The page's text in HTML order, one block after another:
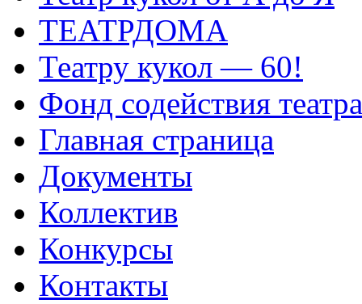
ТЕАТРДОМА
Театру кукол — 60!
Фонд содействия
Главная страница
Документы
Коллектив
Конкурсы
Контакты